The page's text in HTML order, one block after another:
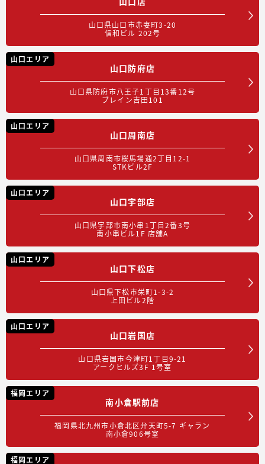
山口県山口市赤妻町3-20
信和ビル 202号
山口エリア
山口防府店
山口県防府市八王子1丁目13番12号
ブレイン吉田101
山口エリア
山口周南店
山口県周南市桜馬場通2丁目12-1
STKビル2F
山口エリア
山口宇部店
山口県宇部市南小串1丁目2番3号
南小串ビル1F 店舗A
山口エリア
山口下松店
山口県下松市栄町1-3-2
上田ビル2階
山口エリア
山口岩国店
山口県岩国市今津町1丁目9-21
アークヒルズ3F 1号室
福岡エリア
南小倉駅前店
福岡県北九州市小倉北区弁天町5-7 ギャラン
南小倉906号室
福岡エリア